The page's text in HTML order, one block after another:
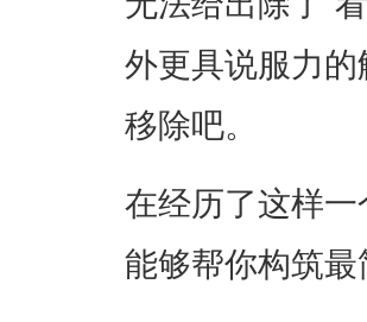
外更具说服力
移除吧。
在经历了这样
能够帮你构筑